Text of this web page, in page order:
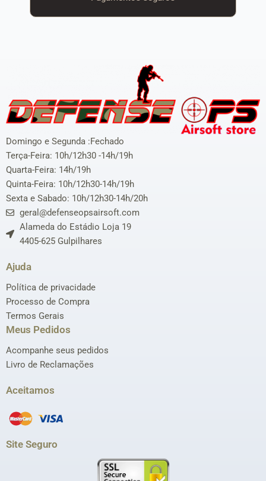
Domingo e Segunda :Fechado
Terça-Feira: 10h/12h30 -14h/19h
Quarta-Feira: 14h/19h
Quinta-Feira: 10h/12h30-14h/19h
Sexta e Sabado: 10h/12h30-14h/20h
geral@defenseopsairsoft.com
Alameda do Estádio Loja 19
4405-625 Gulpilhares
Ajuda
Política de privacidade
Processo de Compra
Termos Gerais
Meus Pedidos
Acompanhe seus pedidos
Livro de Reclamações
Aceitamos
Site Seguro